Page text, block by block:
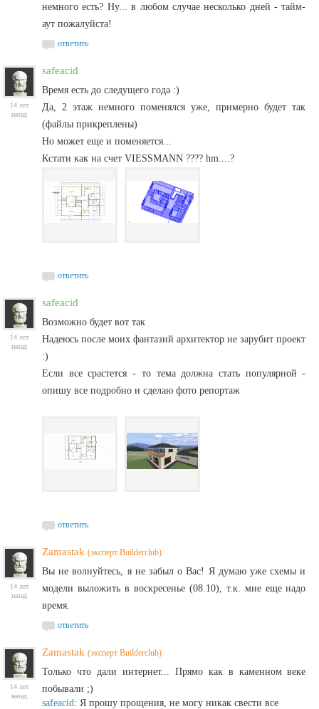
немного есть? Ну... в любом случае несколько дней - тайм-
аут пожалуйста!
ответить
14 лет
назад
safeacid
Время есть до следущего года :)
Да, 2 этаж немного поменялся уже, примерно будет так
(файлы прикреплены)
Но может еще и поменяется...
Кстати как на счет VIESSMANN ???? hm....?
ответить
14 лет
назад
safeacid
Возможно будет вот так
Надеюсь после моих фантазий архитектор не зарубит проект
:)
Если все срастется - то тема должна стать популярной -
опишу все подробно и сделаю фото репортаж
ответить
14 лет
назад
Zamastak (эксперт Builderclub)
Вы не волнуйтесь, я не забыл о Вас! Я думаю уже схемы и
модели выложить в воскресенье (08.10), т.к. мне еще надо
время.
ответить
14 лет
назад
Zamastak (эксперт Builderclub)
Только что дали интернет... Прямо как в каменном веке
побывали ;)
safeacid: Я прошу прощения, не могу никак свести все